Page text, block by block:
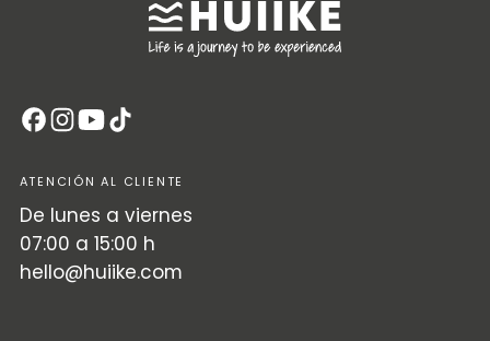
ATENCIÓN AL CLIENTE
De lunes a viernes
07:00 a 15:00 h
hello@huiike.com